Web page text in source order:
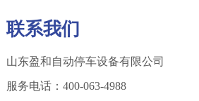
联系我们
山东盈和自动停车设备有限公司
服务电话：400-063-4988